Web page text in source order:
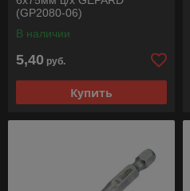
(GP2080-06)
В наличии
5,40 руб.
Купить